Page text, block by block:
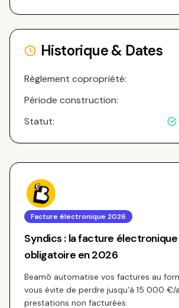
Historique & Dates
Règlement copropriété:
Période construction:
Statut:
Facture électronique 2026
Syndics : la facture
obligatoire en 2026
Beamô automatise vos factures au
vous évite de perdre jusqu'à 15 000 €/
prestations non facturées.